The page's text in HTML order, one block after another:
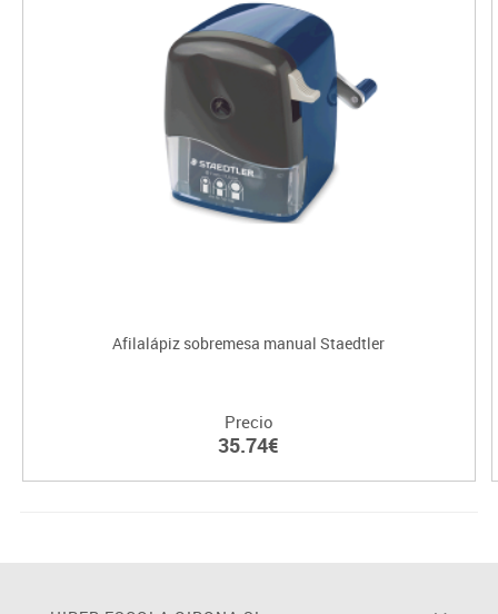
Afilalápiz sobremesa manual Staedtler
Precio
35.74€